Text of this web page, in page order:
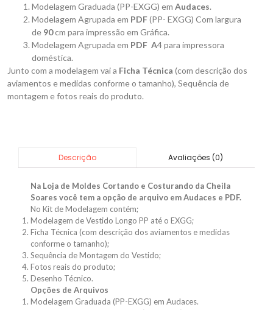
Modelagem Graduada (PP-EXGG) em Audaces.
Modelagem Agrupada em PDF(PP- EXGG) Com largura
de 90cm para impressão em Gráfica.
Modelagem Agrupada em PDF A4 para impressora
doméstica.
Junto com a modelagem vai a Ficha Técnica (com descrição dos
aviamentos e medidas conforme o tamanho), Sequência de
montagem e fotos reais do produto.
Descrição Avaliações (0)
Na Loja de Moldes Cortando e Costurando da Cheila
Soares você tem a opção de arquivo em Audaces e PDF.
No Kit de Modelagem contém;
Modelagem de Vestido Longo PP até o EXGG;
Ficha Técnica (com descrição dos aviamentos e medidas
conforme o tamanho);
Sequência de Montagem do Vestido;
Fotos reais do produto;
Desenho Técnico.
Opções de Arquivos
Modelagem Graduada (PP-EXGG) em Audaces.